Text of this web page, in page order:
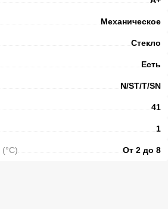
Механическое
Стекло
Есть
N/ST/T/SN
41
1
(°C) От 2 до 8